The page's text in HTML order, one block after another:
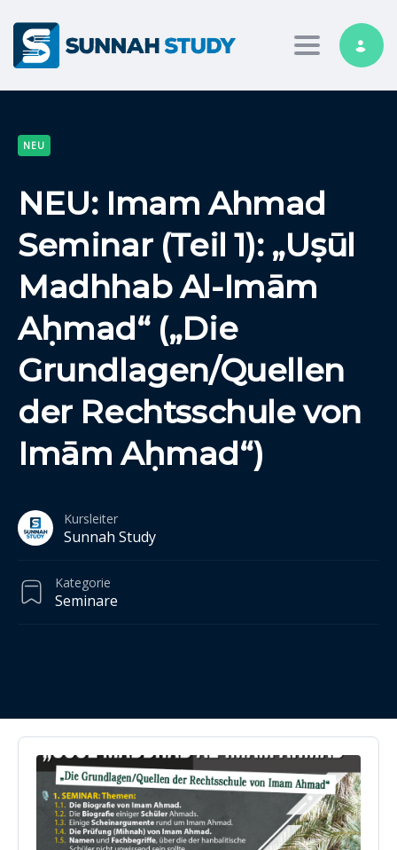
Toggle
NEU
NEU: Imam Ahmad
Seminar (Teil 1): „Uṣūl
Madhhab Al-Imām
Aḥmad“ („Die
Grundlagen/Quellen
der Rechtsschule von
Imām Aḥmad“)
Kursleiter
Sunnah Study
Kategorie
Seminare